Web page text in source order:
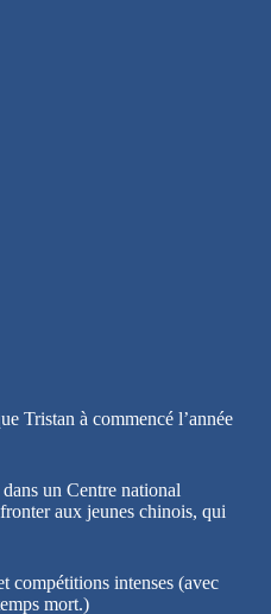
Tristan à commencé l’année
un Centre national
aux jeunes chinois, qui
compétitions intenses (avec
mort.)